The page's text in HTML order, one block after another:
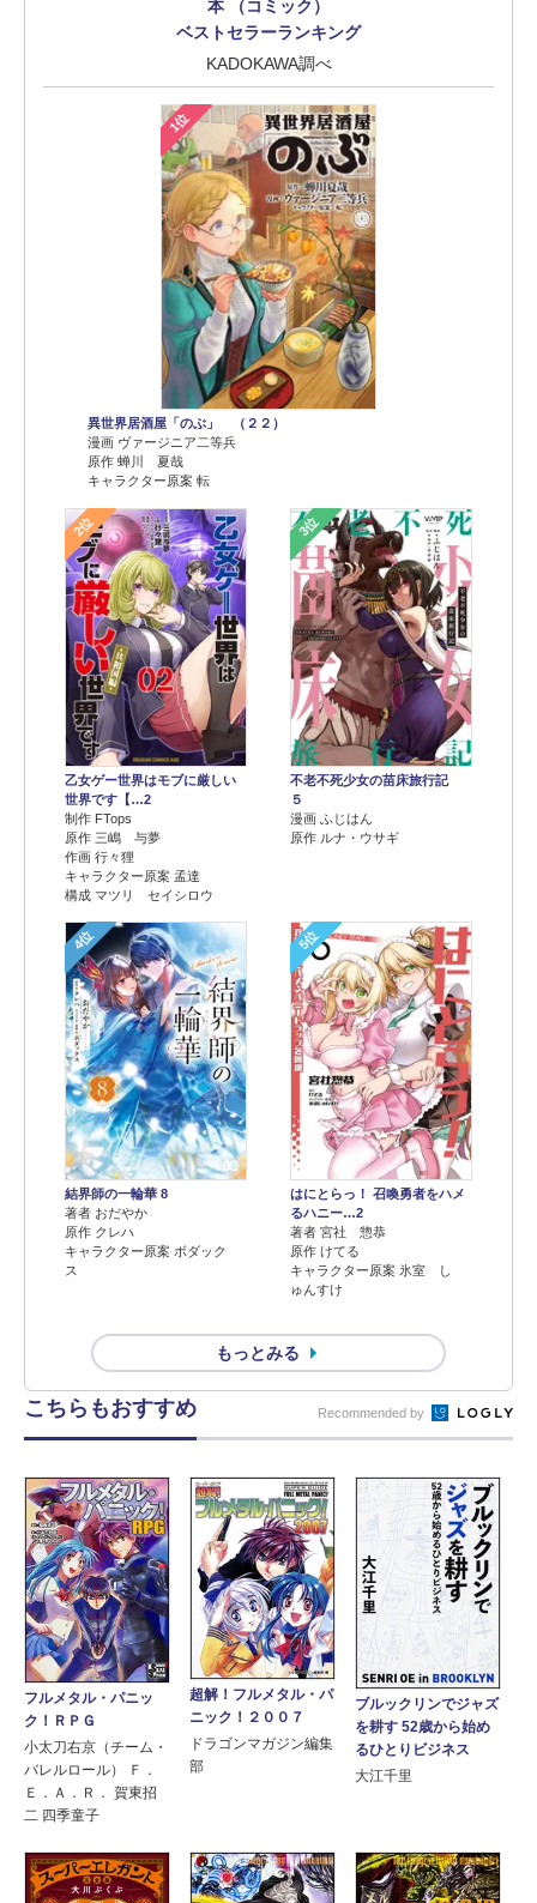
本 （コミック）
ベストセラーランキング
KADOKAWA調べ
1位
異世界居酒屋「のぶ」 （２２）
漫画 ヴァージニア二等兵
原作 蝉川 夏哉
キャラクター原案 転
2位
乙女ゲー世界はモブに厳しい
世界です【…2
制作 FTops
原作 三嶋 与夢
作画 行々狸
キャラクター原案 孟達
構成 マツリ セイシロウ
3位
不老不死少女の苗床旅行記
５
漫画 ふじはん
原作 ルナ・ウサギ
4位
結界師の一輪華 8
著者 おだやか
原作 クレハ
キャラクター原案 ボダック
ス
5位
はにとらっ！ 召喚勇者をハメ
るハニー…2
著者 宮社 惣恭
原作 けてる
キャラクター原案 氷室 し
ゅんすけ
もっとみる
こちらもおすすめ Recommended by
フルメタル・パニッ
ク！ＲＰＧ
小太刀右京（チーム・
バレルロール） Ｆ．
Ｅ．Ａ．Ｒ． 賀東招
二 四季童子
超解！フルメタル・パ
ニック！２００７
ドラゴンマガジン編集
部
ブルックリンでジャズ
を耕す 52歳から始め
るひとりビジネス
大江千里